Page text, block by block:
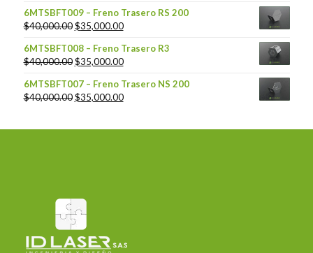
6MTSBFT009 – Freno Trasero RS 200
$40,000.00 $35,000.00
6MTSBFT008 – Freno Trasero R3
$40,000.00 $35,000.00
6MTSBFT007 – Freno Trasero NS 200
$40,000.00 $35,000.00